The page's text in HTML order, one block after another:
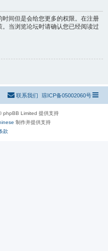
间但是会给您更多的权限。在注册
当浏览论坛时请确认您已经阅读过
琼ICP备05002060号
联系我们
phpBB Limited 提供支持
制作并提供支持
款